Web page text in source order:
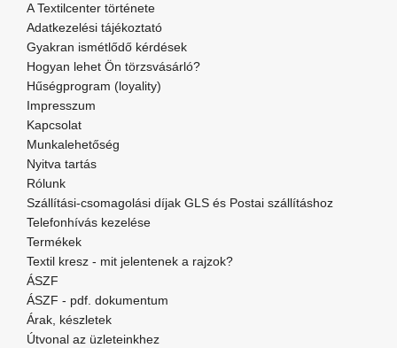
A Textilcenter története
Adatkezelési tájékoztató
Gyakran ismétlődő kérdések
Hogyan lehet Ön törzsvásárló?
Hűségprogram (loyality)
Impresszum
Kapcsolat
Munkalehetőség
Nyitva tartás
Rólunk
Szállítási-csomagolási díjak GLS és Postai szállításhoz
Telefonhívás kezelése
Termékek
Textil kresz - mit jelentenek a rajzok?
ÁSZF
ÁSZF - pdf. dokumentum
Árak, készletek
Útvonal az üzleteinkhez